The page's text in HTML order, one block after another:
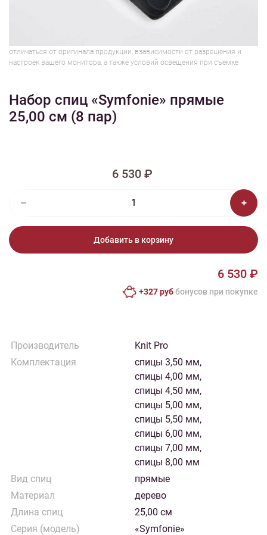
1/6
отличаться от оригинала продукции, взависимости от разрешения и
настроек вашего монитора, а также условий освещения при съемке
Набор спиц «Symfonie» прямые
25,00 см (8 пар)
6 530 ₽
Добавить в корзину
6 530 ₽
+327 руббонусов при покупке
Производитель
Knit Pro
Комплектация
спицы 3,50 мм,
спицы 4,00 мм,
спицы 4,50 мм,
спицы 5,00 мм,
спицы 5,50 мм,
спицы 6,00 мм,
спицы 7,00 мм,
спицы 8,00 мм
Вид спиц
прямые
Материал
дерево
Длина спиц
25,00 см
Серия (модель)
«Symfonie»